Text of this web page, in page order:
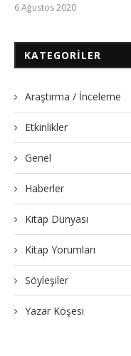
6 Ağustos 2020
KATEGORILER
Araştırma / İnceleme
Etkinlikler
Genel
Haberler
Kitap Dünyası
Kitap Yorumları
Söyleşiler
Yazar Köşesi